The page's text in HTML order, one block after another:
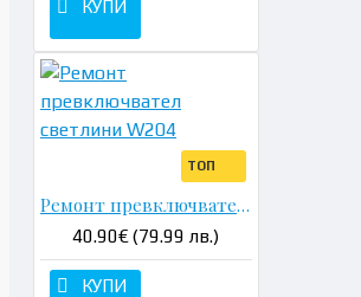
КУПИ
ТОП
Ремонт превключвател светлини W204
40.90€ (79.99 лв.)
КУПИ